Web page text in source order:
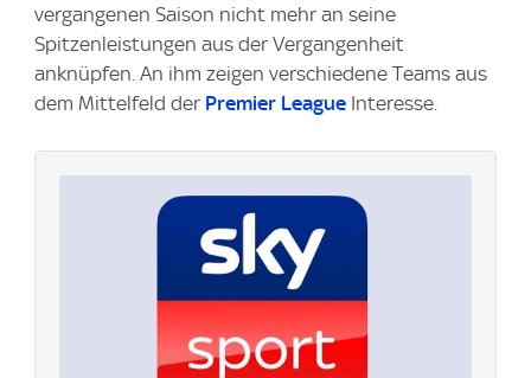
vergangenen Saison nicht mehr an seine
Spitzenleistungen aus der Vergangenheit
anknüpfen. An ihm zeigen verschiedene Teams aus
dem Mittelfeld der Premier League Interesse.